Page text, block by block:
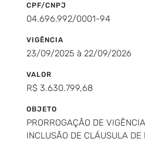
CPF/CNPJ
04.696.992/0001-94
VIGÊNCIA
23/09/2025 à 22/09/2026
VALOR
R$ 3.630.799,68
OBJETO
PRORROGAÇÃO DE
INCLUSÃO DE CLÁUSULA DE